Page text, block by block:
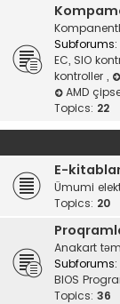
Subforums:
EC, SIO
kontroller ,
AMD
Topics: 22
E-
Ümumi
Topics: 20
Anakart
Subforums:
BIOS
Topics: 36